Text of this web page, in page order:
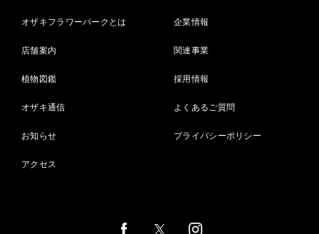
オザキフラワーパークとは
店舗案内
植物図鑑
オザキ通信
お知らせ
アクセス
企業情報
関連事業
採用情報
よくあるご質問
プライバシーポリシー